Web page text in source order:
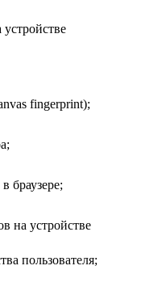
fingerprint);
браузере;
на устройстве
пользователя;